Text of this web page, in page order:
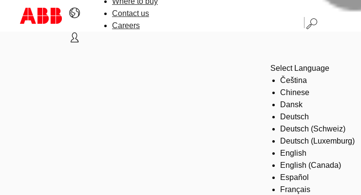
Contact us
Careers
Select Language
Čeština
Chinese
Dansk
Deutsch
Deutsch (Schweiz)
Deutsch (Luxemburg)
English
English (Canada)
Español
Français